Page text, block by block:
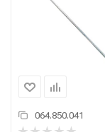
064.850.041